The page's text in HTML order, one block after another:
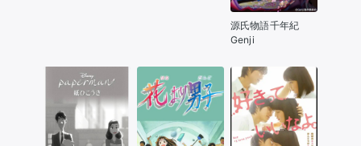
源氏物語千年紀
Genji